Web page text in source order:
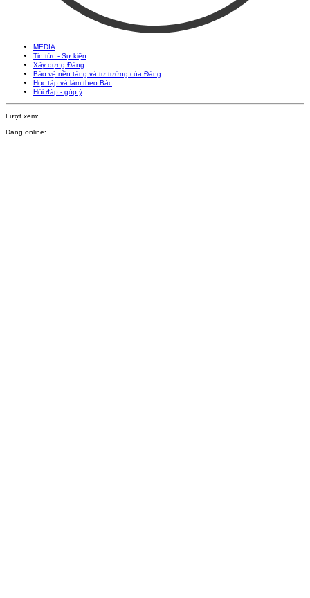
MEDIA
Tin tức - Sự kiện
Xây dựng Đảng
Bảo vệ nền tảng và tư tưởng của Đảng
Học tập và làm theo Bác
Hỏi đáp - góp ý
Lượt xem:
Đang online: